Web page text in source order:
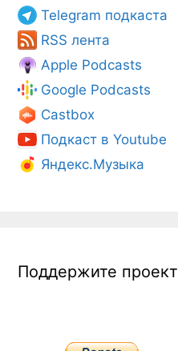
Telegram подкаста
RSS лента
Apple Podcasts
Google Podcasts
Castbox
Подкаст в Youtube
Яндекс.Музыка
Поддержите проект